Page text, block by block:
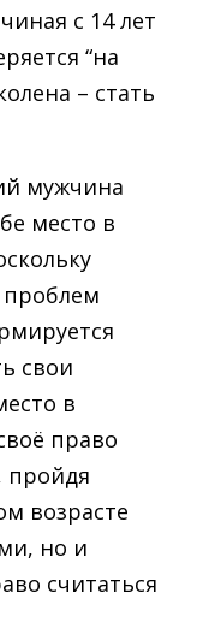
с 14 лет
“на
– стать
мужчина
место в
свои
в
право
пройдя
возрасте
но и
считаться